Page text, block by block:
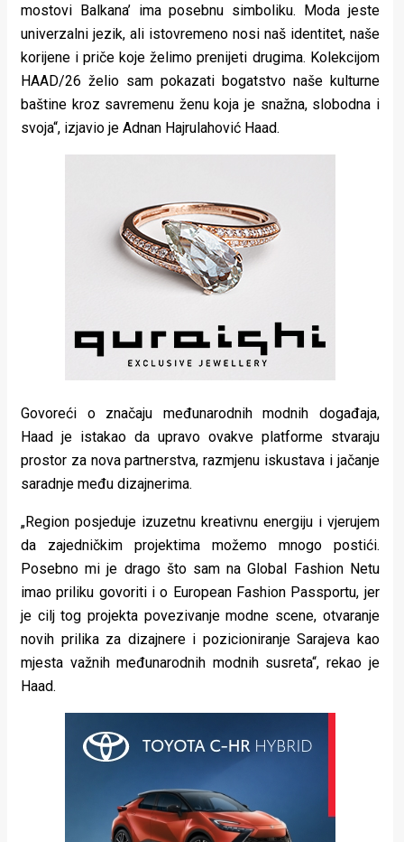
mostovi Balkana’ ima posebnu simboliku. Moda jeste
univerzalni jezik, ali istovremeno nosi naš identitet, naše
korijene i priče koje želimo prenijeti drugima. Kolekcijom
HAAD/26 želio sam pokazati bogatstvo naše kulturne
baštine kroz savremenu ženu koja je snažna, slobodna i
svoja“, izjavio je Adnan Hajrulahović Haad.
Govoreći o značaju međunarodnih modnih događaja,
Haad je istakao da upravo ovakve platforme stvaraju
prostor za nova partnerstva, razmjenu iskustava i jačanje
saradnje među dizajnerima.
„Region posjeduje izuzetnu kreativnu energiju i vjerujem
da zajedničkim projektima možemo mnogo postići.
Posebno mi je drago što sam na Global Fashion Netu
imao priliku govoriti i o European Fashion Passportu, jer
je cilj tog projekta povezivanje modne scene, otvaranje
novih prilika za dizajnere i pozicioniranje Sarajeva kao
mjesta važnih međunarodnih modnih susreta“, rekao je
Haad.